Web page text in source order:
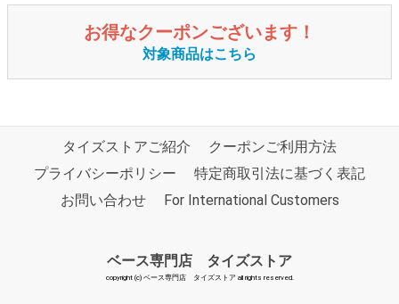
お得なクーポンございます！
対象商品はこちら
タイズストアご紹介
クーポンご利用方法
プライバシーポリシー
特定商取引法に基づく表記
お問い合わせ
For International Customers
ベース専門店 タイズストア
copyright (c) ベース専門店 タイズストア all rights reserved.